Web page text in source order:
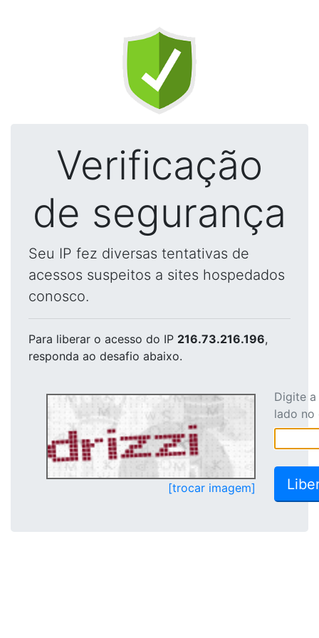
Verificação
de segurança
Seu IP fez diversas tentativas de
acessos suspeitos a sites hospedados
conosco.
Para liberar o acesso do IP 216.73.216.196,
responda ao desafio abaixo.
[trocar imagem]
Digite
lado no